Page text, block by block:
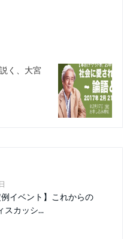
く、大宮
例イベント】これからの
スカッシ...